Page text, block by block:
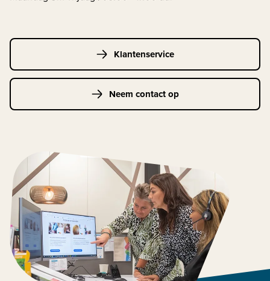
Klantenservice
Neem contact op